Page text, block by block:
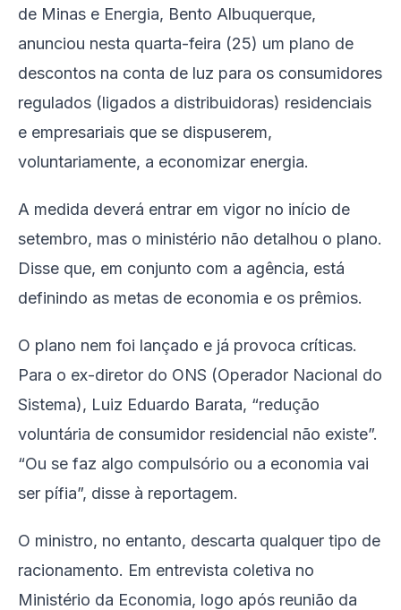
de Minas e Energia, Bento Albuquerque,
anunciou nesta quarta-feira (25) um plano de
descontos na conta de luz para os consumidores
regulados (ligados a distribuidoras) residenciais
e empresariais que se dispuserem,
voluntariamente, a economizar energia.
A medida deverá entrar em vigor no início de
setembro, mas o ministério não detalhou o plano.
Disse que, em conjunto com a agência, está
definindo as metas de economia e os prêmios.
O plano nem foi lançado e já provoca críticas.
Para o ex-diretor do ONS (Operador Nacional do
Sistema), Luiz Eduardo Barata, “redução
voluntária de consumidor residencial não existe”.
“Ou se faz algo compulsório ou a economia vai
ser pífia”, disse à reportagem.
O ministro, no entanto, descarta qualquer tipo de
racionamento. Em entrevista coletiva no
Ministério da Economia, logo após reunião da